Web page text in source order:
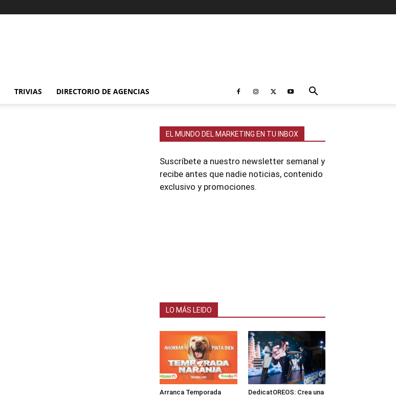
TRIVIAS DIRECTORIO DE AGENCIAS
EL MUNDO DEL MARKETING EN TU INBOX
Suscríbete a nuestro newsletter semanal y
recibe antes que nadie noticias, contenido
exclusivo y promociones.
LO MÁS LEIDO
Arranca Temporada
DedicatOREOS: Crea una